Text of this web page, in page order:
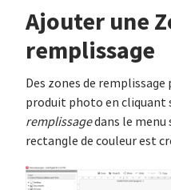
Ajouter une
remplissage
Des zones de
produit photo en cliquant
remplissagedans le menu
rectangle de couleur est